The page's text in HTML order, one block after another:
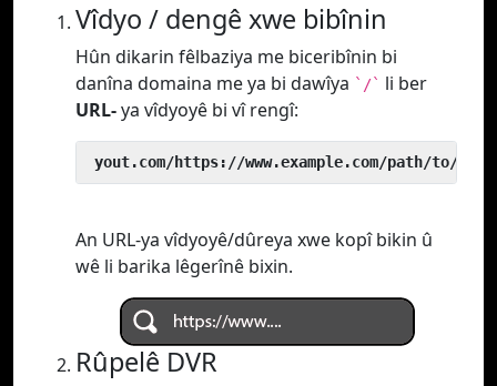
Vîdyo / dengê xwe bibînin
Hûn dikarin fêlbaziya me biceribînin bi
danîna domaina me ya bi dawîya `/` li ber
URL-ya vîdyoyê bi vî rengî:
yout.com/https://www.example.com/path/to/
An URL-ya vîdyoyê/dûreya xwe kopî bikin û
wê li barika lêgerînê bixin.
Rûpelê DVR